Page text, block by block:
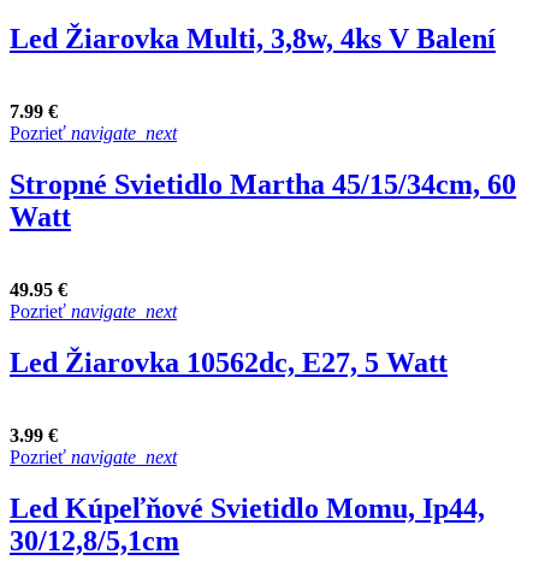
Led Žiarovka Multi, 3,8w, 4ks V Balení
7.99 €
Pozrieť navigate_next
Stropné Svietidlo Martha 45/15/34cm, 60
Watt
49.95 €
Pozrieť navigate_next
Led Žiarovka 10562dc, E27, 5 Watt
3.99 €
Pozrieť navigate_next
Led Kúpeľňové Svietidlo Momu, Ip44,
30/12,8/5,1cm